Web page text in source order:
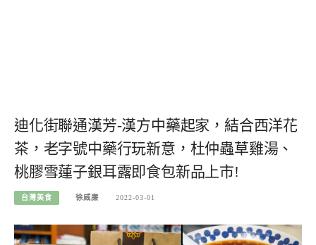
迪化街聯通漢芳-漢方中藥起家，結合西洋花
茶，老字號中藥行玩新意，杜仲蟲草雞湯、
桃膠雪蓮子銀耳露即食包新品上市!
台灣美食 徐威廉 2022-03-01